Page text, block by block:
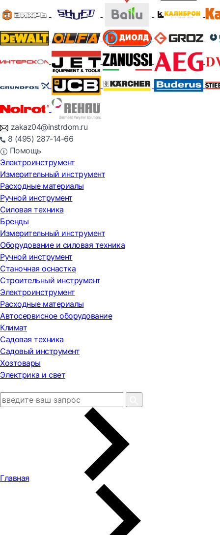
zakaz04@instrdom.ru
8 (495) 287-14-66
Помощь
Электроинструмент
Измерительный инструмент
Расходные материалы
Ручной инструмент
Силовая техника
Бренды
Измерительный инструмент
Оборудование и силовая техника
Ручной инструмент
Станочная оснастка
Строительный инструмент
Электроинструмент
Расходные материалы
Автосервисное оборудование
Климат
Садовая техника
Садовый инструмент
Хозтовары
Электрика и свет
Главная